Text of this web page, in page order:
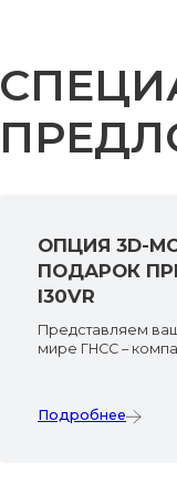
ОПЦИЯ 3D-
ПОДАРОК
I30VR
Представляем
мире ГНСС –
Подробнее